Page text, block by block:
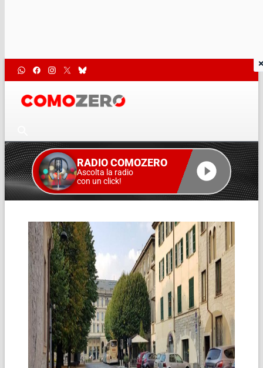
RADIO COMOZERO
Ascolta la radio
con un click!